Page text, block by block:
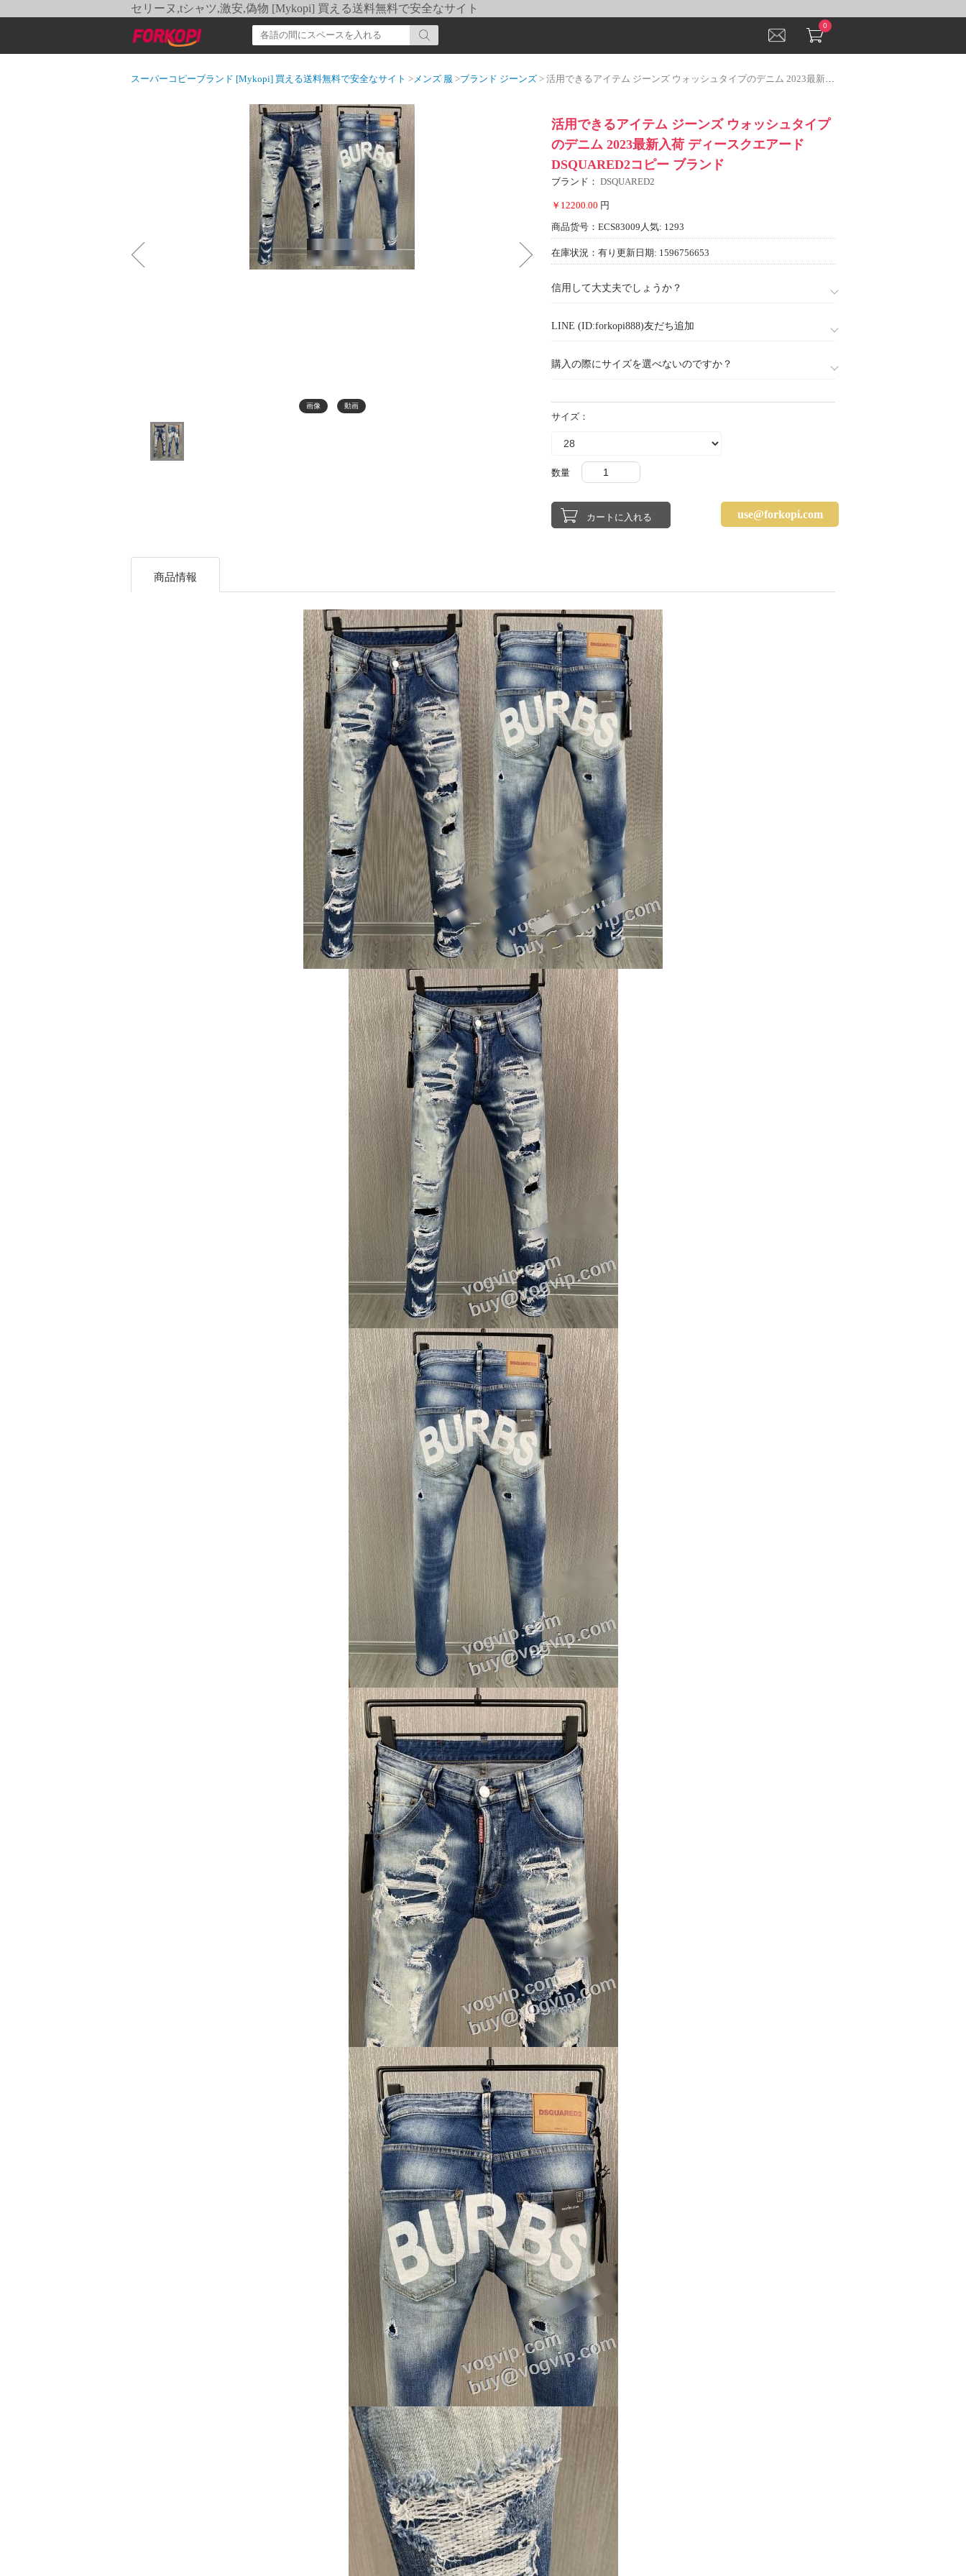
セリーヌ,tシャツ,激安,偽物 [Mykopi] 買える送料無料で安全なサイト
0
スーパーコピーブランド [Mykopi] 買える送料無料で安全なサイト >メンズ 服 >ブランド ジーンズ > 活用できるアイテム ジーンズ ウォッシュタイプのデニム 2023最新入荷 ディースクエアード DSQUARED2コピー ブランド
画像 動画
活用できるアイテム ジーンズ ウォッシュタイプ
のデニム 2023最新入荷 ディースクエアード
DSQUARED2コピー ブランド
ブランド： DSQUARED2
￥12200.00 円
商品货号：ECS83009 人気: 1293
在庫状況：有り 更新日期: 1596756653
信用して大丈夫でしょうか？
LINE (ID:forkopi888)友だち追加
購入の際にサイズを選べないのですか？
サイズ：
数量
use@forkopi.com
商品情報